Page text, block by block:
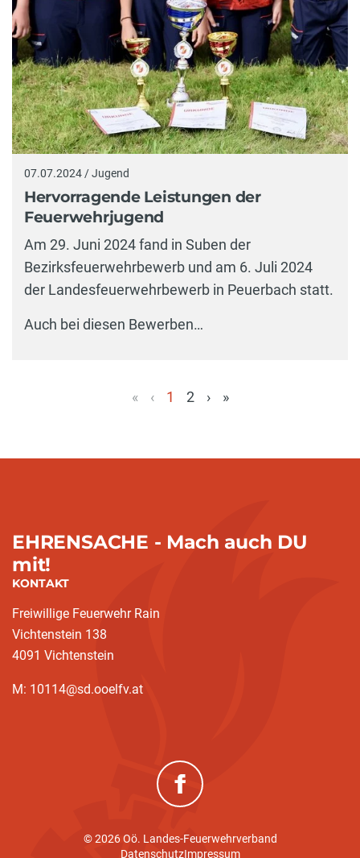
07.07.2024 / Jugend
Hervorragende Leistungen der
Feuerwehrjugend
Am 29. Juni 2024 fand in Suben der
Bezirksfeuerwehrbewerb und am 6. Juli 2024
der Landesfeuerwehrbewerb in Peuerbach statt.
Auch bei diesen Bewerben…
« ‹
1
2 › »
EHRENSACHE - Mach auch DU
mit!
KONTAKT
Freiwillige Feuerwehr Rain
Vichtenstein 138
4091 Vichtenstein
M: 10114@sd.ooelfv.at
(neues Fenster)
© 2026 Oö. Landes-Feuerwehrverband
DatenschutzImpressum